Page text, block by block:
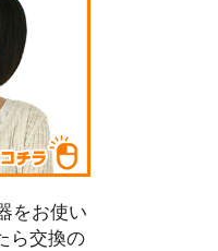
をお使い
ら交換の